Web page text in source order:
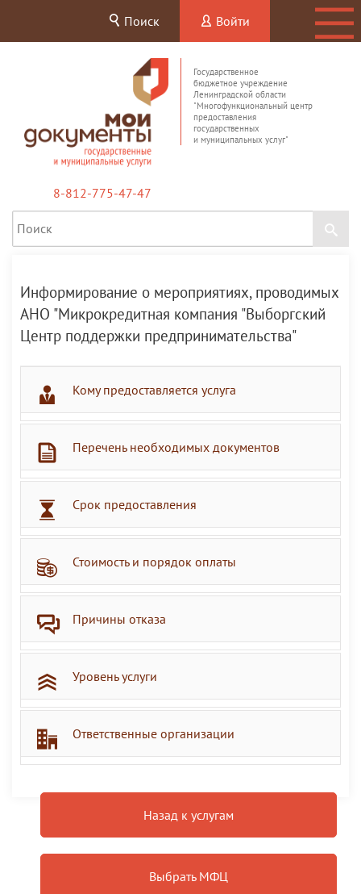
Поиск Войти
Государственное
бюджетное учреждение
Ленинградской области
"Многофункциональный центр
предоставления
государственных
и муниципальных услуг"
8-812-775-47-47
Информирование о мероприятиях, проводимых
АНО "Микрокредитная компания "Выборгский
Центр поддержки предпринимательства"
Кому предоставляется услуга
Перечень необходимых документов
Срок предоставления
Стоимость и порядок оплаты
Причины отказа
Уровень услуги
Ответственные организации
Назад к услугам
Выбрать МФЦ